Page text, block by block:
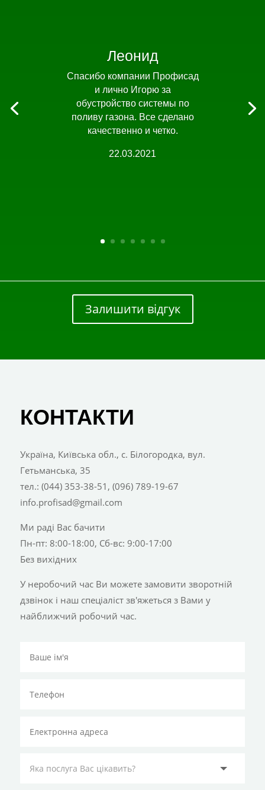
Леонид
Спасибо компании Профисад
и лично Игорю за
обустройство системы по
поливу газона. Все сделано
качественно и четко.
22.03.2021
Залишити відгук
КОНТАКТИ
Україна, Київська обл., с. Білогородка, вул.
Гетьманська, 35
тел.: (044) 353-38-51, (096) 789-19-67
info.profisad@gmail.com
Ми раді Вас бачити
Пн-пт: 8:00-18:00, Сб-вс: 9:00-17:00
Без вихідних
У неробочий час Ви можете замовити зворотній
дзвінок і наш спеціаліст зв'яжеться з Вами у
найближчий робочий час.